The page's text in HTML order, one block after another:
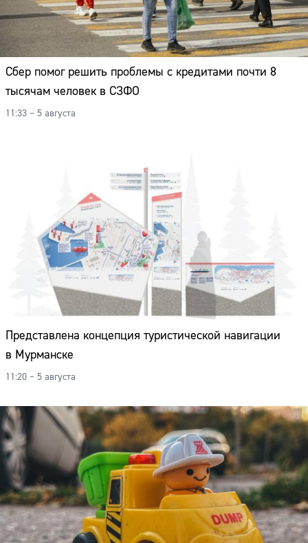
Сбер помог решить проблемы с кредитами почти 8
тысячам человек в СЗФО
11:33 – 5 августа
Представлена концепция туристической навигации
в Мурманске
11:20 – 5 августа